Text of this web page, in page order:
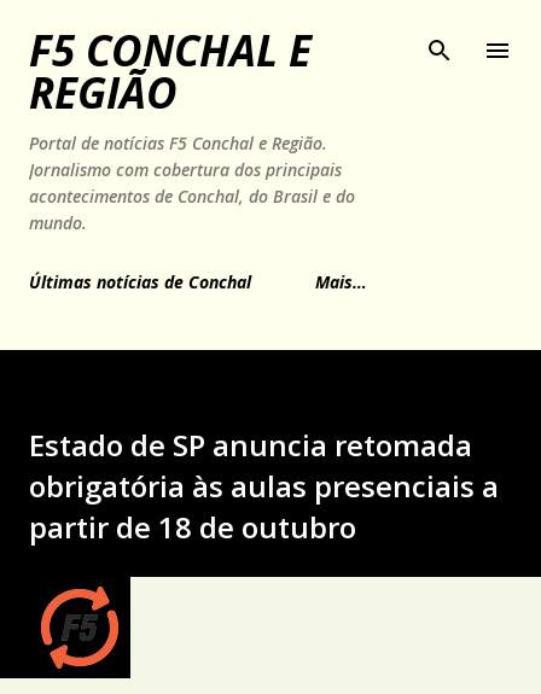
Pular para o conteúdo principal
F5 CONCHAL E
REGIÃO
Portal de notícias F5 Conchal e Região.
Jornalismo com cobertura dos principais
acontecimentos de Conchal, do Brasil e do
mundo.
Últimas notícias de Conchal Mais…
Estado de SP anuncia retomada
obrigatória às aulas presenciais a
partir de 18 de outubro